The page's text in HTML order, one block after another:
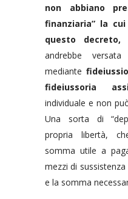
non abbiano
finanziaria” la
questo decreto,
andrebbe
mediante
fideiussoria
individuale e non
Una sorta di
propria libertà,
somma utile a
mezzi di
e la somma